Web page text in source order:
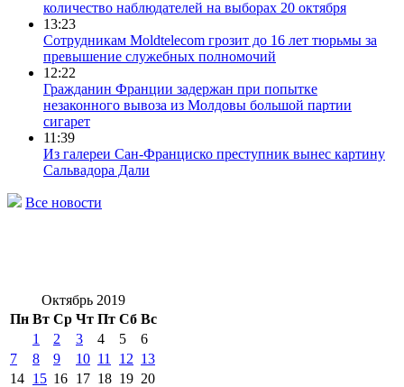
количество наблюдателей на выборах 20 октября
13:23
Сотрудникам Moldtelecom грозит до 16 лет тюрьмы за
превышение служебных полномочий
12:22
Гражданин Франции задержан при попытке
незаконного вывоза из Молдовы большой партии
сигарет
11:39
Из галереи Сан-Франциско преступник вынес картину
Сальвадора Дали
Все новости
Октябрь 2019
Пн Вт Ср Чт Пт Сб Вс
1 2 3 4 5
6
7
8 9 10 11 12 13
14 15 16 17 18 19 20